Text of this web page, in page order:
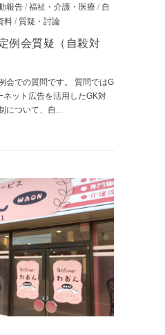
報告 / 福祉・介護・医療 / 自
料 / 質疑・討論
例会質疑（自殺対
会での質問です。 質問ではG
ネット広告を活用したGK対
について、自